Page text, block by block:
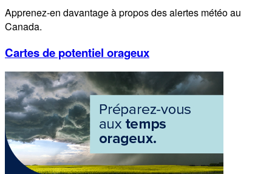
Apprenez-en davantage à propos des alertes météo au
Canada.
Cartes de potentiel orageux